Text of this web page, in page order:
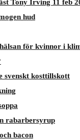
Tony Irving 11 feb
hud
för kvinnor i
svenskt kosttillskott
rabarbersyrup
bacon